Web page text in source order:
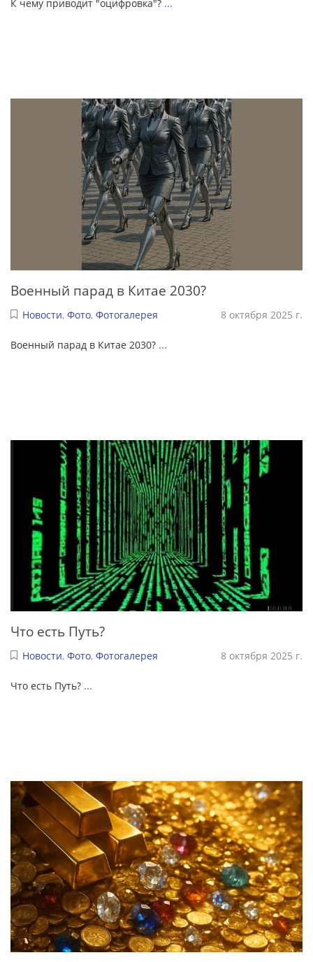
К чему приводит "оцифровка"? ...
Военный парад в Китае 2030?
Новости, Фото, Фотогалерея 8 октября 2025 г.
Военный парад в Китае 2030? ...
Что есть Путь?
Новости, Фото, Фотогалерея 8 октября 2025 г.
Что есть Путь? ...